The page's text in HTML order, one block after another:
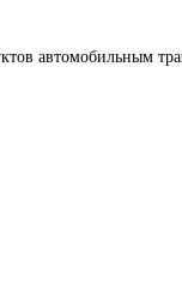
автомобильным